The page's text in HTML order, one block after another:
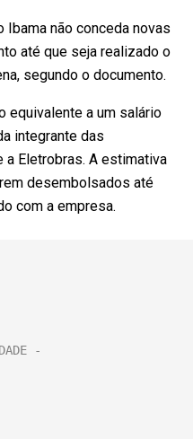
Ibama não conceda novas
até que seja realizado o
segundo o documento.
equivalente a um salário
integrante das
Eletrobras. A estimativa
desembolsados até
com a empresa.